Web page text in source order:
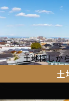
土
土地探しか
家族の暮らし